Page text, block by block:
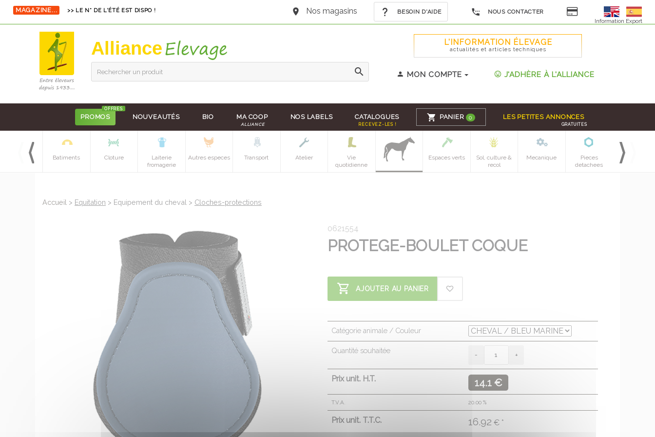
MAGAZINE... >> LE N° DE L'ÉTÉ EST DISPO ! Nos magasins BESOIN D'AIDE
NOUS CONTACTER
Information Export
Alliance
Rechercher un produit
L'INFORMATION ÉLEVAGE
actualités et articles techniques
MON COMPTE J'ADHÈRE À L'ALLIANCE
PROMOS
OFFRES
NOUVEAUTÉS BIO MA COOP
ALLIANCE
NOS LABELS CATALOGUES
RECEVEZ-LES !
PANIER 0 LES PETITES ANNONCES
GRATUITES
Equipements
Batiments Cloture
Laiterie
fromagerie
Autres especes Transport Atelier
Vie
quotidienne
Espaces verts
Sol, culture &
recol
Mecanique
Pieces
detachees
Accueil > Equitation > Equipement du cheval > Cloches-protections
0621554
PROTEGE-BOULET COQUE
AJOUTER AU PANIER
Catégorie animale / Couleur
Quantité souhaitée
Prix unit. H.T. 14.1 €
T.V.A. 20.00 %
Prix unit. T.T.C. 16.92 € *